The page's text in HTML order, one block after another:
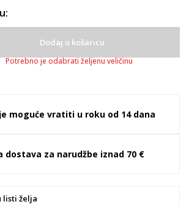
Dodaj u košaricu
Potrebno je odabrati željenu veličinu
moguće vratiti u roku od 14 dana
dostava za narudžbe iznad 70 €
listi želja